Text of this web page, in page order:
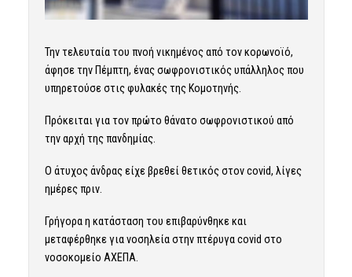
Την τελευταία του πνοή νικημένος από τον κορωνοϊό,
άφησε την Πέμπτη, ένας σωφρονιστικός υπάλληλος που
υπηρετούσε στις φυλακές της Κομοτηνής.
Πρόκειται για τον πρώτο θάνατο σωφρονιστικού από
την αρχή της πανδημίας.
Ο άτυχος άνδρας είχε βρεθεί θετικός στον covid, λίγες
ημέρες πριν.
Γρήγορα η κατάσταση του επιβαρύνθηκε και
μεταφέρθηκε για νοσηλεία στην πτέρυγα covid στο
νοσοκομείο ΑΧΕΠΑ.